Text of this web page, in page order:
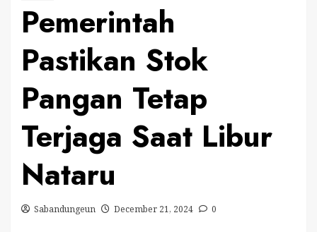
Pemerintah
Pastikan Stok
Pangan Tetap
Terjaga Saat Libur
Nataru
Sabandungeun December 21, 2024 0